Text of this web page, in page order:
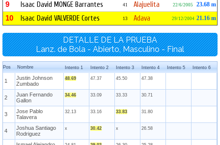
9 Isaac David MONGE Barrantes 41 Alajuelita 22/6/2005 23.68 m
10 Isaac David VALVERDE Cortes 13 Adava 29/12/2004 21.16 m
DETALLE DE LA PRUEBA
Lanz. de Bola - Abierto, Masculino - Final
Pos Nombre Intento 1 Intento 2 Intento 3 Intento 4 Intento 5 Intento 6
1
Justin Johnson
Zumbado
48.69 47.37 45.50 47.38
2
Juan Fernando
Gallon
34.46 33.09 33.33 30.71
3
Jose Pablo
Talavera
32.13 33.16 33.83 31.80
4
Joshua Santiago
Rodriguez
x 30.42 x 26.58